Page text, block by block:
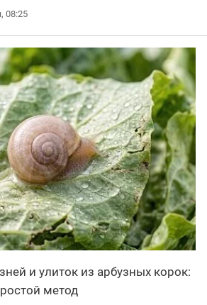
08:25
и улиток из арбузных корок:
метод